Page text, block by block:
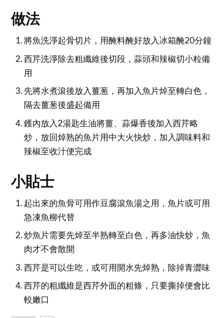
做法
將魚洗淨起骨切片，用醃料醃好放入冰箱醃20分鐘
西芹洗淨除去粗纖維後切段，蒜頭和辣椒切小粒備
用
先將水煮滾後放入薑葱，再加入魚片焯至轉白色，
隔去薑葱後盛起備用
鑊內放入2湯匙生油將薑、蒜爆香後加入西芹略
炒，放回焯熟的魚片用中大火快炒，加入調味料和
辣椒至收汁便完成
小貼士
起出來的魚骨可用作豆腐滾魚湯之用，魚片或可用
急凍魚柳代替
炒魚片需要先焯至半熟轉至白色，再多油快炒，魚
肉才不會散開
西芹是可以生吃，或可用開水先焯熟，除掉青澀味
西芹的粗纖維是西芹外面的粗條，只要撕掉便會比
較嫩口